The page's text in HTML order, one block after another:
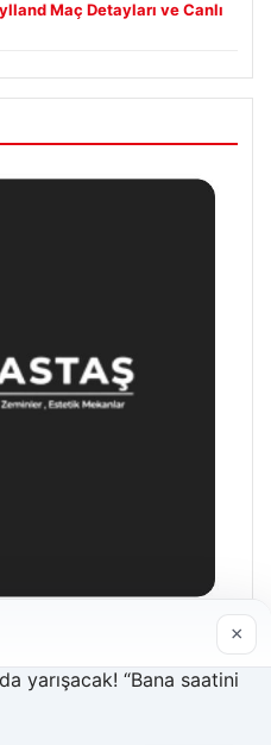
Maç Detayları ve Canlı
×